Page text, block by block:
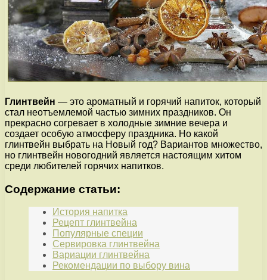
Глинтвейн — это ароматный и горячий напиток, который
стал неотъемлемой частью зимних праздников. Он
прекрасно согревает в холодные зимние вечера и
создает особую атмосферу праздника. Но какой
глинтвейн выбрать на Новый год? Вариантов множество,
но глинтвейн новогодний является настоящим хитом
среди любителей горячих напитков.
Содержание статьи:
История напитка
Рецепт глинтвейна
Популярные специи
Сервировка глинтвейна
Вариации глинтвейна
Рекомендации по выбору вина